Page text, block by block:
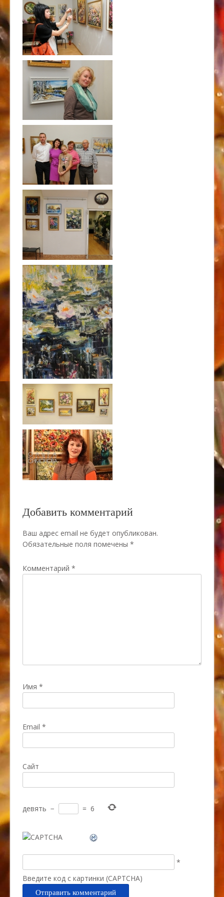
Добавить комментарий
Ваш адрес email не будет опубликован.
Обязательные поля помечены *
Комментарий *
Имя *
Email *
Сайт
девять − = 6
Введите код с картинки (CAPTCHA)
*